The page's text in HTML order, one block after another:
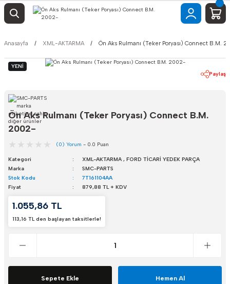
Anasayfa XML-AKTARMA Ön Aks Rulmanı (Teker Poryası) Connect B.M.
YENİ
Paylaş
Ön Aks Rulmanı (Teker Poryası) Connect B.M.
2002-
(0) Yorum - 0.0 Puan
Kategori XML-AKTARMA , FORD TİCARİ YEDEK PARÇA
Marka
SMC-PARTS
Stok Kodu
7T161104AA
Fiyat
879,88 TL + KDV
1.055,86 TL
113,16 TL den başlayan taksitlerle!
Sepete Ekle Hemen Al